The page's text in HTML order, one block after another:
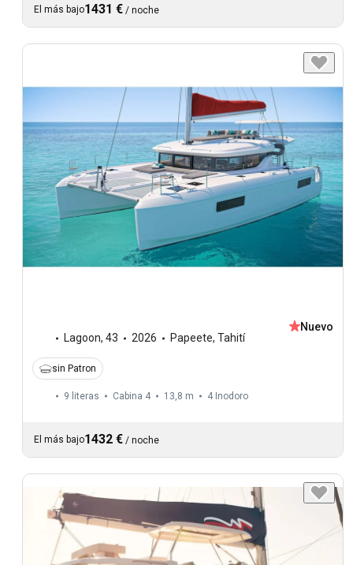
El más bajo1431 € / noche
Lagoon, 43 2026 Papeete, Tahití
Nuevo
sin Patron
9 literas Cabina 4 13,8 m 4 Inodoro
El más bajo1432 € / noche